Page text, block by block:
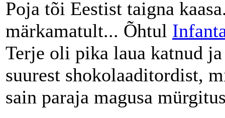
Poja tõi Eestist taigna
märkamatult... Õhtul
Terje oli pika laua katnud
suurest shokolaaditordist,
sain paraja magusa